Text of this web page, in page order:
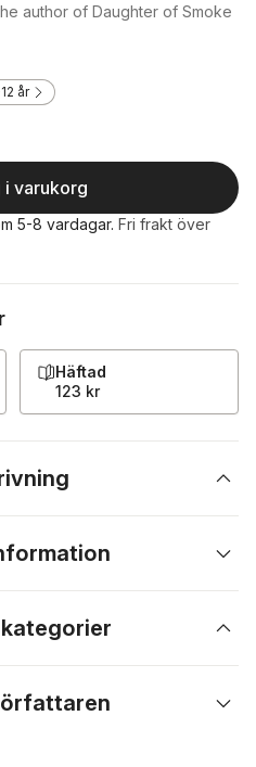
author of Daughter of Smoke
år
i varukorg
5-8 vardagar. Fri frakt över
Häftad
123 kr